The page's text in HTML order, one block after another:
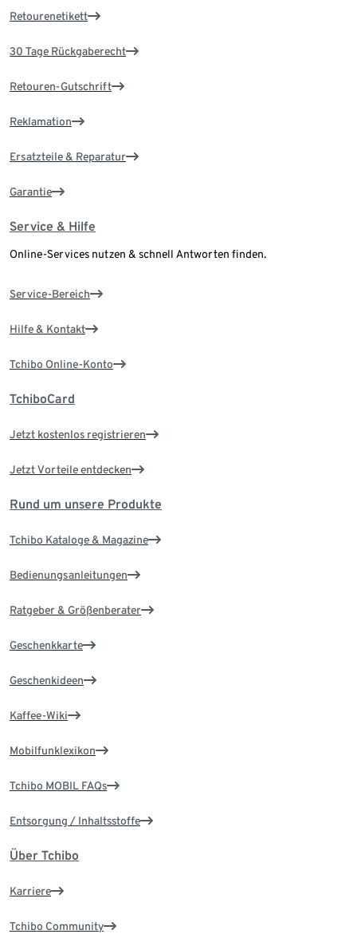
Retourenetikett
30 Tage Rückgaberecht
Retouren-Gutschrift
Reklamation
Ersatzteile & Reparatur
Garantie
Service & Hilfe
Online-Services nutzen & schnell Antworten finden.
Service-Bereich
Hilfe & Kontakt
Tchibo Online-Konto
TchiboCard
Jetzt kostenlos registrieren
Jetzt Vorteile entdecken
Rund um unsere Produkte
Tchibo Kataloge & Magazine
Bedienungsanleitungen
Ratgeber & Größenberater
Geschenkkarte
Geschenkideen
Kaffee-Wiki
Mobilfunklexikon
Tchibo MOBIL FAQs
Entsorgung / Inhaltsstoffe
Über Tchibo
Karriere
Tchibo Community